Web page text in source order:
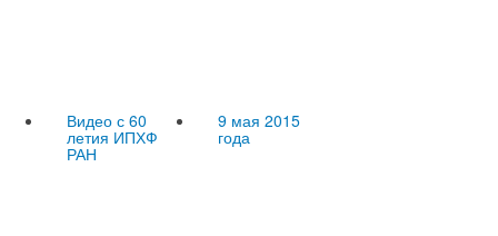
Видео с 60
летия ИПХФ
РАН
9 мая 2015
года